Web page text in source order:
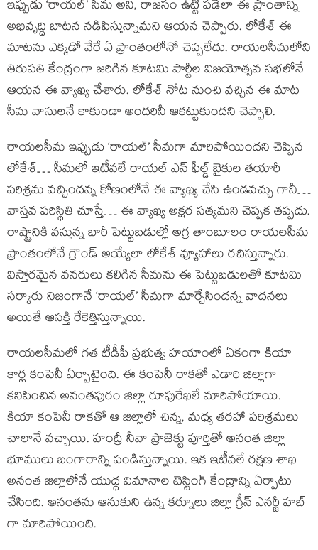
ఇప్పుడు ‘రాయల్’ సీమ అని, రాజసం ఉట్టి పడేలా ఈ ప్రాంతాన్ని
అభివృద్ధి బాటన నడిపిస్తున్నామని ఆయన చెప్పారు. లోకేశ్ ఈ
మాటను ఎక్కడో వేరే ఏ ప్రాంతంలోనో చెప్పలేదు. రాయలసీమలోని
తిరుపతి కేంద్రంగా జరిగిన కూటమి పార్టీల విజయోత్సవ సభలోనే
ఆయన ఈ వ్యాఖ్య చేశారు. లోకేశ్ నోట నుంచి వచ్చిన ఈ మాట
సీమ వాసులనే కాకుండా అందరినీ ఆకట్టుకుందని చెప్పాలి.
రాయలసీమ ఇప్పుడు ‘రాయల్’ సీమగా మారిపోయిందని చెప్పిన
లోకేశ్… సీమలో ఇటీవలే రాయల్ ఎన్ ఫీల్డ్ బైకుల తయారీ
పరిశ్రమ వచ్చిందన్న కోణంలోనే ఈ వ్యాఖ్య చేసి ఉండవచ్చు గానీ…
వాస్తవ పరిస్థితి చూస్తే… ఈ వ్యాఖ్య అక్షర సత్యమని చెప్పక తప్పదు.
రాష్ట్రానికి వస్తున్న భారీ పెట్టుబడుల్లో అగ్ర తాంబూలం రాయలసీమ
ప్రాంతంలోనే గ్రౌండ్ అయ్యేలా లోకేశ్ వ్యూహాలు రచిస్తున్నారు.
విస్తారమైన వనరులు కలిగిన సీమను ఈ పెట్టుబడులతో కూటమి
సర్కారు నిజంగానే ‘రాయల్’ సీమగా మార్చేసిందన్న వాదనలు
అయితే ఆసక్తి రేకెత్తిస్తున్నాయి.
రాయలసీమలో గత టీడీపీ ప్రభుత్వ హయాంలో ఏకంగా కియా
కార్ల కంపెనీ ఏర్పాటైంది. ఈ కంపెనీ రాకతో ఎడారి జిల్లాగా
కనిపించిన అనంతపురం జిల్లా రూపురేఖలే మారిపోయాయి.
కియా కంపెనీ రాకతో ఆ జిల్లాలో చిన్న, మధ్య తరహా పరిశ్రమలు
చాలానే వచ్చాయి. హంద్రీ నీవా ప్రాజెక్టు పూర్తితో అనంత జిల్లా
భూములు బంగారాన్ని పండిస్తున్నాయి. ఇక ఇటీవలే రక్షణ శాఖ
అనంత జిల్లాలోనే యుద్ధ విమానాల టెస్టింగ్ కేంద్రాన్ని ఏర్పాటు
చేసింది. అనంతను ఆనుకుని ఉన్న కర్నూలు జిల్లా గ్రీన్ ఎనర్జీ హబ్
గా మారిపోయింది.